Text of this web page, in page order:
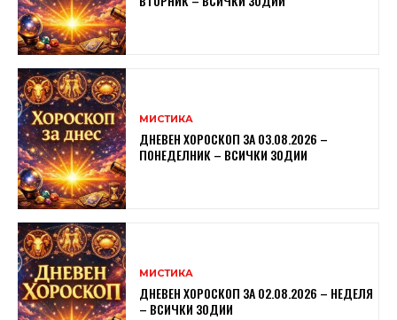
МИСТИКА
ДНЕВЕН ХОРОСКОП ЗА 03.08.2026 –
ПОНЕДЕЛНИК – ВСИЧКИ ЗОДИИ
МИСТИКА
ДНЕВЕН ХОРОСКОП ЗА 02.08.2026 – НЕДЕЛЯ
– ВСИЧКИ ЗОДИИ